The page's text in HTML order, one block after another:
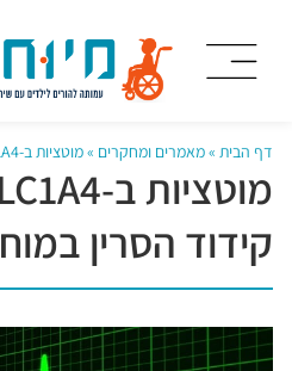
דף הבית »מאמרים ומחקרים »מוטציות ב-SLC1A4, מוביל קידוד הסרין במוח
קידוד הסרין במוח